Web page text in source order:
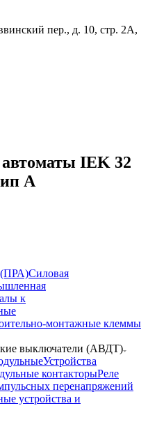
пер., д. 10, стр. 2А,
IEK 32
A
(ПРА)Силовая
к
монтажные клеммы
выключатели (АВДТ)
Устройства
контакторыРеле
перенапряжений
устройства и